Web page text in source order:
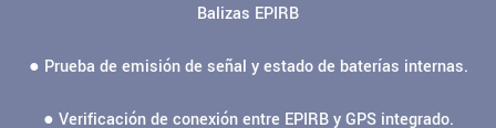
Balizas EPIRB
● Prueba de emisión de señal y estado de baterías internas.
● Verificación de conexión entre EPIRB y GPS integrado.